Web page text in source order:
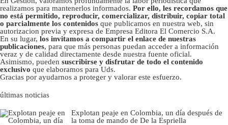
realizamos para mantenerlos informados. Por ello, les recordamos que
no está permitido, reproducir, comercializar, distribuir, copiar total
o parcialmente los contenidos que publicamos en nuestra web, sin
autorizacion previa y expresa de Empresa Editora El Comercio S.A.
En su lugar, los invitamos a compartir el enlace de nuestras
publicaciones, para que más personas puedan acceder a información
veraz y de calidad directamente desde nuestra fuente oficial.
Asimismo, pueden suscribirse y disfrutar de todo el contenido
exclusivo que elaboramos para Uds.
Gracias por ayudarnos a proteger y valorar este esfuerzo.
últimas noticias
Explotan peaje en Colombia, un día después de
la toma de mando de De la Espriella